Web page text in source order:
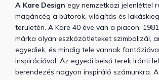
A Kare Design egy nemzetközi jelenléttel
magáncég a bútorok, világítás és
területén. A Kare 40 éve van a piacon.
márka olyan eszközötleteket szimbolizál,
egyediek, és mindig tele vannak
inspirációval. Az egyedi belső terek iránti
berendezés nagyon inspiráló számunkra.